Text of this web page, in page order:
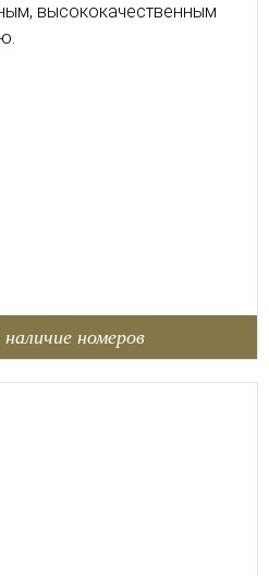
высококачественным
номеров